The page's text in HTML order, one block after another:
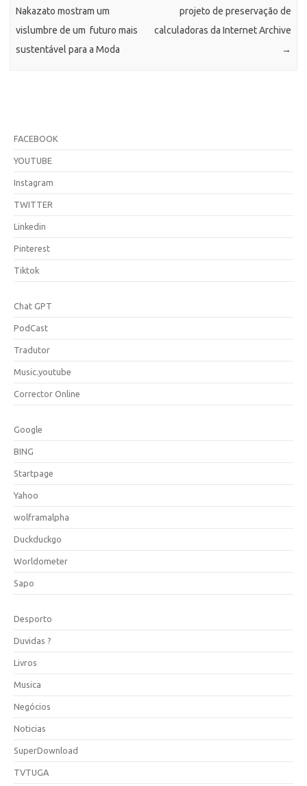
Nakazato mostram um
vislumbre de um futuro mais
sustentável para a Moda
projeto de preservação de
calculadoras da Internet Archive
→
FACEBOOK
YOUTUBE
Instagram
TWITTER
Linkedin
Pinterest
Tiktok
Chat GPT
PodCast
Tradutor
Music.youtube
Corrector Online
Google
BING
Startpage
Yahoo
wolframalpha
Duckduckgo
Worldometer
Sapo
Desporto
Duvidas ?
Livros
Musica
Negócios
Noticias
SuperDownload
TVTUGA